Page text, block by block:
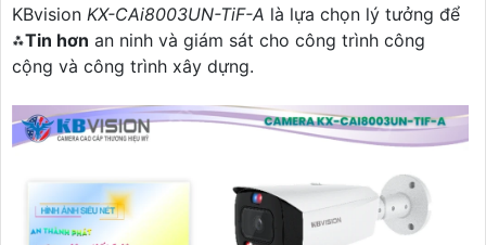
KBvision KX-CAi8003UN-TiF-A là lựa chọn lý tưởng để
⁂Tin hơn an ninh và giám sát cho công trình công
cộng và công trình xây dựng.